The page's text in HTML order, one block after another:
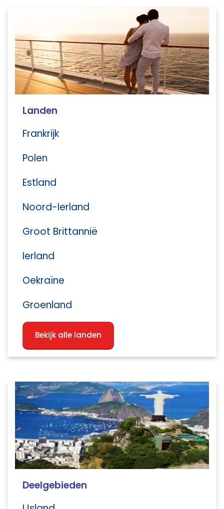
Landen
Frankrijk
Polen
Estland
Noord-Ierland
Groot Brittannië
Ierland
Oekraïne
Groenland
Bekijk alle landen
Deelgebieden